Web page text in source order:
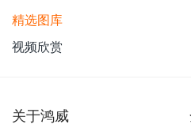
精选图库
视频欣赏
关于鸿威